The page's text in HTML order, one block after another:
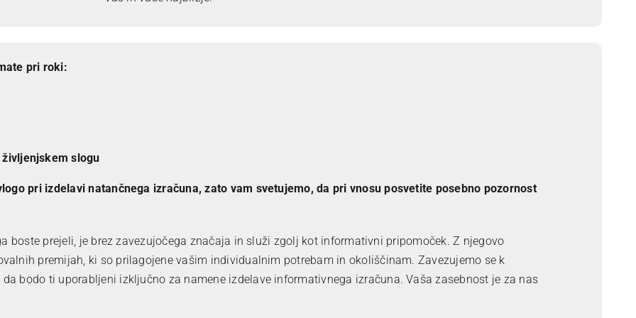
pri roki:
slogu
pri izdelavi natančnega izračuna, zato vam svetujemo, da pri vnosu posvetite posebno pozornost
boste prejeli, je brez zavezujočega značaja in služi zgolj kot informativni pripomoček. Z njegovo
premijah, ki so prilagojene vašim individualnim potrebam in okoliščinam. Zavezujemo se k
bodo ti uporabljeni izključno za namene izdelave informativnega izračuna. Vaša zasebnost je za nas